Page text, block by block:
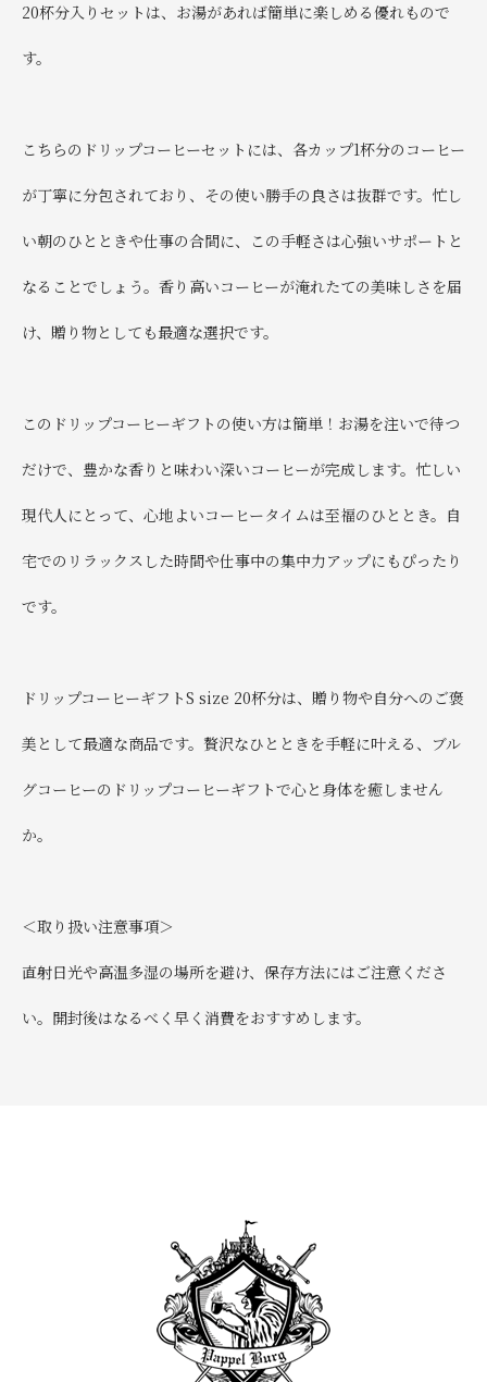
20杯分入りセットは、お湯があれば簡単に楽しめる優れもので
す。
こちらのドリップコーヒーセットには、各カップ1杯分のコーヒー
が丁寧に分包されており、その使い勝手の良さは抜群です。忙し
い朝のひとときや仕事の合間に、この手軽さは心強いサポートと
なることでしょう。香り高いコーヒーが淹れたての美味しさを届
け、贈り物としても最適な選択です。
このドリップコーヒーギフトの使い方は簡単！お湯を注いで待つ
だけで、豊かな香りと味わい深いコーヒーが完成します。忙しい
現代人にとって、心地よいコーヒータイムは至福のひととき。自
宅でのリラックスした時間や仕事中の集中力アップにもぴったり
です。
ドリップコーヒーギフトS size 20杯分は、贈り物や自分へのご褒
美として最適な商品です。贅沢なひとときを手軽に叶える、ブル
グコーヒーのドリップコーヒーギフトで心と身体を癒しません
か。
＜取り扱い注意事項＞
直射日光や高温多湿の場所を避け、保存方法にはご注意くださ
い。開封後はなるべく早く消費をおすすめします。